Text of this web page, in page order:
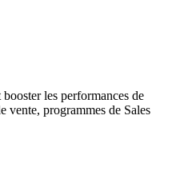
les performances de
vente, programmes de Sales